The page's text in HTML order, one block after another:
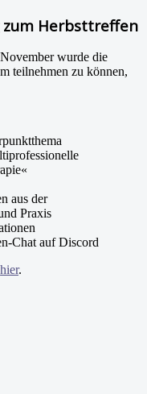
Herbsttreffen
wurde die
teilnehmen zu können,
aus der
Praxis
Chat auf Discord
hier.